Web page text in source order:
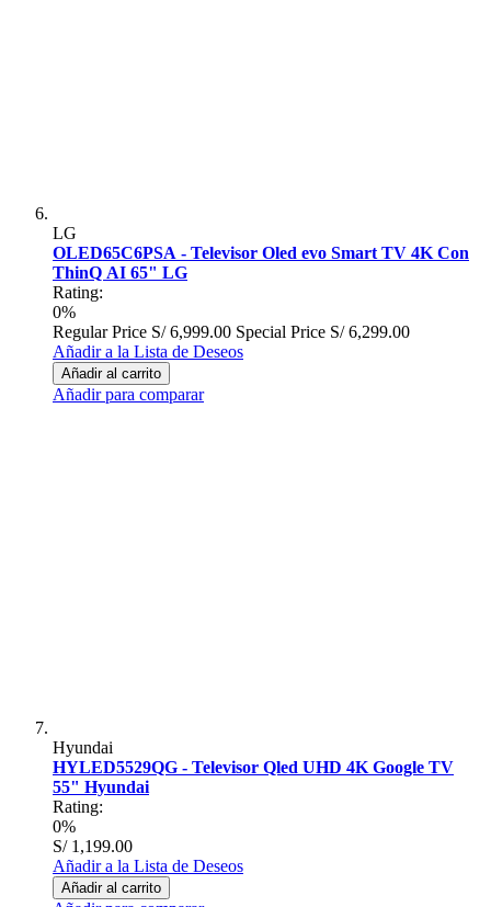
LG
OLED65C6PSA - Televisor Oled evo Smart TV 4K Con
ThinQ AI 65" LG
Rating:
0%
Regular Price S/ 6,999.00 Special Price S/ 6,299.00
Añadir a la Lista de Deseos
Añadir al carrito
Añadir para comparar
Hyundai
HYLED5529QG - Televisor Qled UHD 4K Google TV
55" Hyundai
Rating:
0%
S/ 1,199.00
Añadir a la Lista de Deseos
Añadir al carrito